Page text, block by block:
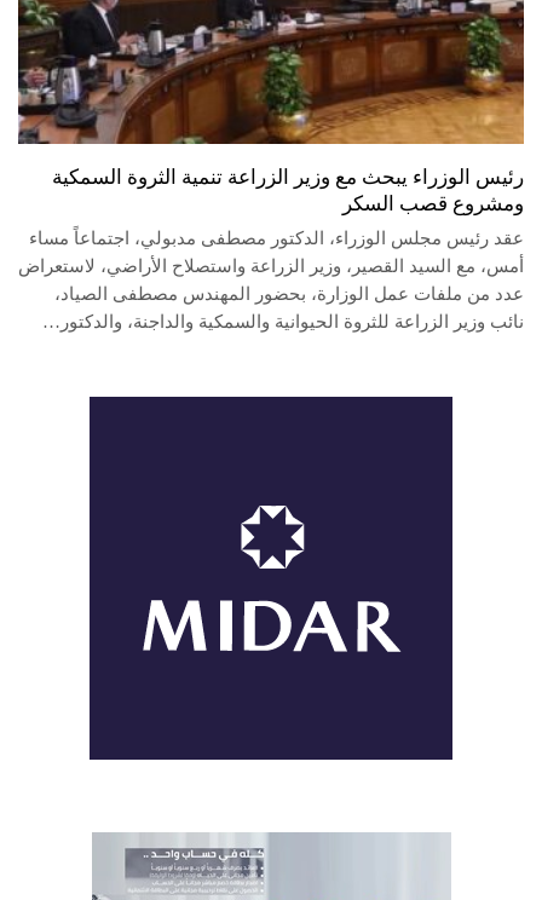
رئيس الوزراء يبحث مع وزير الزراعة تنمية الثروة السمكية
ومشروع قصب السكر
عقد رئيس مجلس الوزراء، الدكتور مصطفى مدبولي، اجتماعاً مساء
أمس، مع السيد القصير، وزير الزراعة واستصلاح الأراضي، لاستعراض
عدد من ملفات عمل الوزارة، بحضور المهندس مصطفى الصياد،
نائب وزير الزراعة للثروة الحيوانية والسمكية والداجنة، والدكتور…